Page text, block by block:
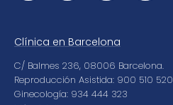
Clínica en Barcelona
C/ Balmes 236, 08006 Barcelona.
Reproducción Asistida: 900 510 520
Ginecología: 934 444 323